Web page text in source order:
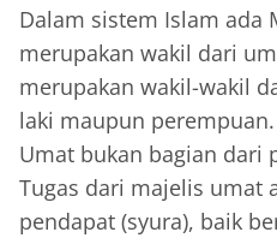
Dalam sistem Islam ada
merupakan wakil dari
merupakan wakil-wakil
laki maupun
Umat bukan bagian dari
Tugas dari majelis umat
pendapat (syura), baik